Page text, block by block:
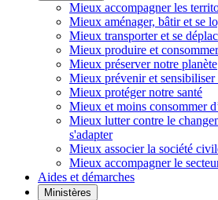
Mieux accompagner les
Mieux aménager, bâtir et se
Mieux transporter et se
Mieux produire et consommer
Mieux préserver notre planète
Mieux prévenir et sensibiliser
Mieux protéger notre santé
Mieux et moins consommer
Mieux lutter contre le
s'adapter
Mieux associer la société
Mieux accompagner le
Aides et démarches
Ministères